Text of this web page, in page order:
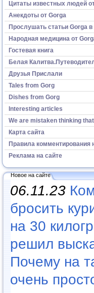
Цитаты известных людей
Анекдоты от Gorga
Прослушать статьи Gorga
Народная медицина от
Гостевая книга
Белая
Друзья Прислали
Tales from Gorg
Dishes from Gorg
Interesting articles
We are mistaken thinking
Карта сайта
Правила комментирования
Реклама на сайте
Новое на сайте
06.11.23
бросить
на 30
решил
Почему на
очень